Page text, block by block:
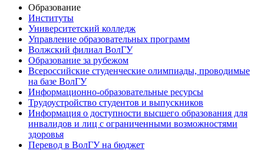
Образование
Институты
Университетский колледж
Управление образовательных программ
Волжский филиал ВолГУ
Образование за рубежом
Всероссийские студенческие олимпиады, проводимые
на базе ВолГУ
Информационно-образовательные ресурсы
Трудоустройство студентов и выпускников
Информация о доступности высшего образования для
инвалидов и лиц с ограниченными возможностями
здоровья
Перевод в ВолГУ на бюджет